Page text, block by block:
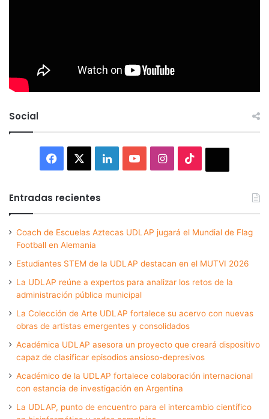
Social
Facebook LinkedInYouTubeInstagram
Entradas recientes
Coach de Escuelas Aztecas UDLAP jugará el Mundial de Flag
Football en Alemania
Estudiantes STEM de la UDLAP destacan en el MUTVI 2026
La UDLAP reúne a expertos para analizar los retos de la
administración pública municipal
La Colección de Arte UDLAP fortalece su acervo con nuevas
obras de artistas emergentes y consolidados
Académica UDLAP asesora un proyecto que creará dispositivo
capaz de clasificar episodios ansioso-depresivos
Académico de la UDLAP fortalece colaboración internacional
con estancia de investigación en Argentina
La UDLAP, punto de encuentro para el intercambio científico